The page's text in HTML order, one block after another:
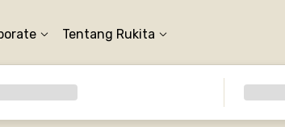
Tentang Rukita